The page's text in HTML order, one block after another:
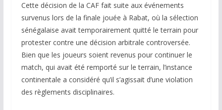
Cette décision de la CAF fait suite aux événements
survenus lors de la finale jouée à Rabat, où la sélection
sénégalaise avait temporairement quitté le terrain pour
protester contre une décision arbitrale controversée.
Bien que les joueurs soient revenus pour continuer le
match, qui avait été remporté sur le terrain, l’instance
continentale a considéré qu’il s’agissait d’une violation
des règlements disciplinaires.